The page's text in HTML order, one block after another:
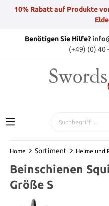
10% Rabatt auf Produkte
Benötigen Sie Hilfe?
(+49) (0) 40
Home Sortiment Helme und
Beinschienen
Größe S